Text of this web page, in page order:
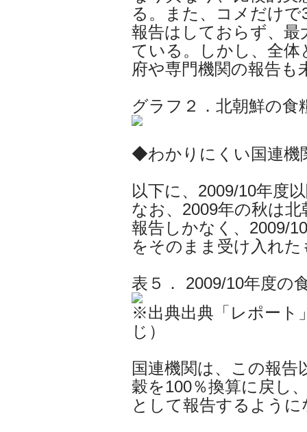
る。また、コメだけ
報告はしておらず、最
ている。しかし、全
府や専門機関の報告
グラフ２．北朝鮮の食
◆わかりにくい国連機
以下に、2009/10年度
なお、2009年の秋は
報告しかなく、2009/
をそのまま受け入れ
表５． 2009/10年度の
※出典出典「レポート
じ）
国連機関は、この報告
穀を100％換算に戻し
として報告するように